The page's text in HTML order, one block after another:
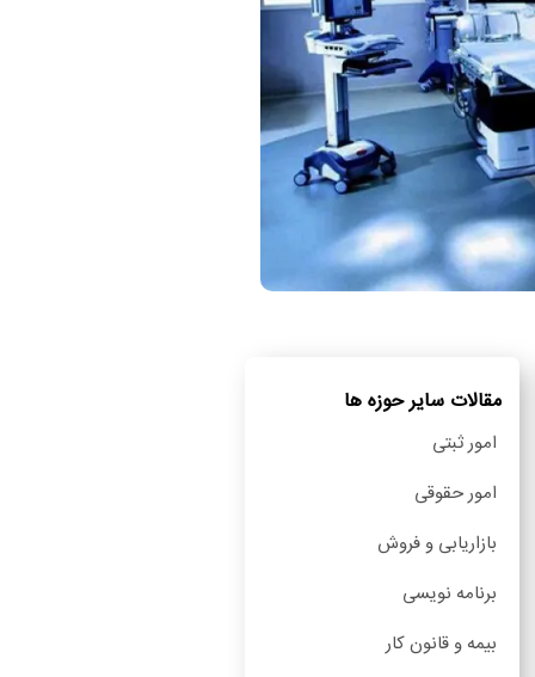
مقالات سایر حوزه ها
امور ثبتی
امور حقوقی
بازاریابی و فروش
برنامه نویسی
بیمه و قانون کار